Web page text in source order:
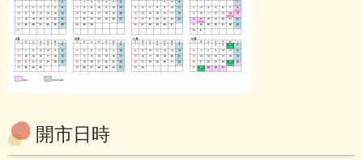
開市日時